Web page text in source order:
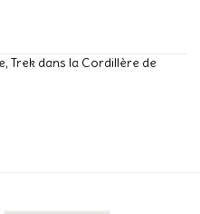
Trek dans la Cordillère de